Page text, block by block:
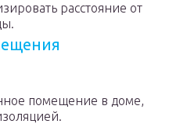
расстояние от
помещение в доме,